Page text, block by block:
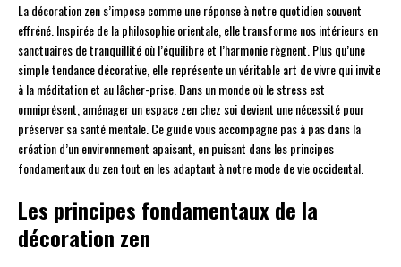
La décoration zen s’impose comme une réponse à notre quotidien souvent
effréné. Inspirée de la philosophie orientale, elle transforme nos intérieurs en
sanctuaires de tranquillité où l’équilibre et l’harmonie règnent. Plus qu’une
simple tendance décorative, elle représente un véritable art de vivre qui invite
à la méditation et au lâcher-prise. Dans un monde où le stress est
omniprésent, aménager un espace zen chez soi devient une nécessité pour
préserver sa santé mentale. Ce guide vous accompagne pas à pas dans la
création d’un environnement apaisant, en puisant dans les principes
fondamentaux du zen tout en les adaptant à notre mode de vie occidental.
Les principes fondamentaux de la
décoration zen